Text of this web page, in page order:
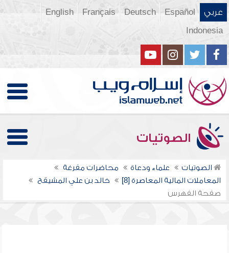
عربي Español
Deutsch
Français
English
Indonesia
الصوتيات
الصوتيات علماء ودعاة
محاضرات مفرغة
المعاملات المالية المعاصرة [8]
خالد بن علي المشيقح
صفحة الفهرس